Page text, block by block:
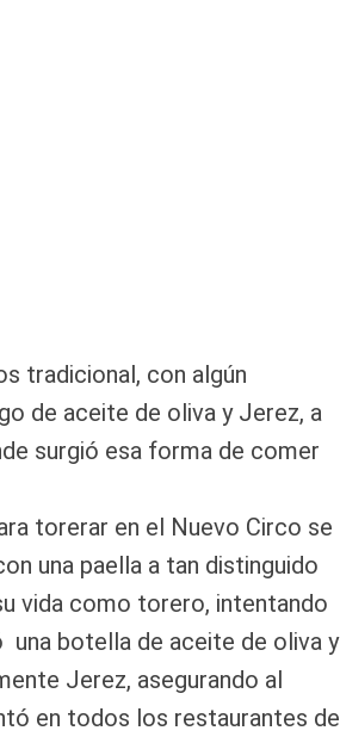
tradicional, con algún
de aceite de oliva y Jerez, a
surgió esa forma de comer
torerar en el Nuevo Circo se
una paella a tan distinguido
vida como torero, intentando
una botella de aceite de oliva y
Jerez, asegurando al
en todos los restaurantes de